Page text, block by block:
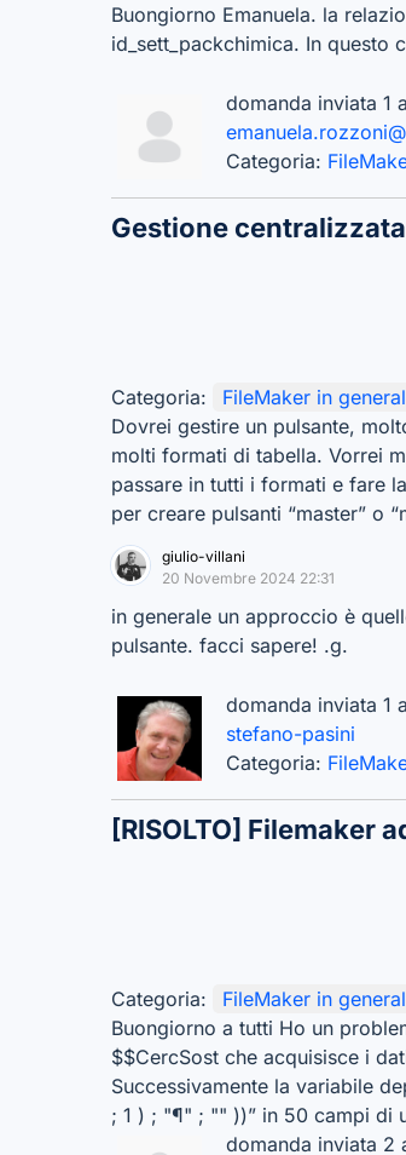
Buongiorno Emanuela. la
id_sett_packchimica. In
domanda inviata 1
Categoria:
Gestione
Categoria:
FileMaker in
Dovrei gestire un pulsante,
molti formati di tabella. Vorrei
passare in tutti i formati e fare
per creare pulsanti “master” o
giulio-villani
20 Novembre 2024 22:31
in generale un approccio è
pulsante. facci sapere! .g.
domanda inviata 1
stefano-pasini
Categoria:
[RISOLTO] Filemaker
Categoria:
FileMaker in
Buongiorno a tutti Ho un
$$CercSost che acquisisce i
Successivamente la variabile
; 1 ) ; "¶" ; "" ))” in 50 campi di
domanda inviata 2